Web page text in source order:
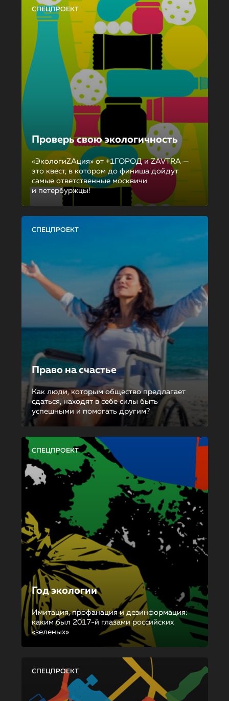
СПЕЦПРОЕКТ
Проверь свою экологичность
«ЭкологиZAция» от +1ГОРОД и ZAVTRA —
это квест, в котором до финиша дойдут
самые ответственные москвичи
и петербуржцы!
СПЕЦПРОЕКТ
Право на счастье
Как люди, которым общество предлагает
сдаться, находят в себе силы быть
успешными и помогать другим?
СПЕЦПРОЕКТ
Год экологии
Имитация, профанация и дезинформация:
каким был 2017-й глазами российских
«зеленых»
СПЕЦПРОЕКТ